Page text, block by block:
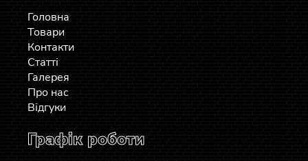
Головна
Товари
Контакти
Статті
Галерея
Про нас
Відгуки
Графік роботи